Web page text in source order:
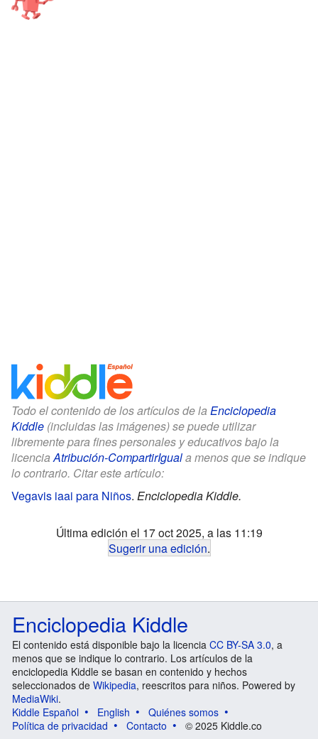
Todo el contenido de los artículos de la Enciclopedia
Kiddle (incluidas las imágenes) se puede utilizar
libremente para fines personales y educativos bajo la
licenciaAtribución-CompartirIguala menos que se indique
lo contrario. Citar este artículo:
Vegavis iaai para Niños. Enciclopedia Kiddle.
Última edición el 17 oct 2025, a las 11:19
Sugerir una edición.
Enciclopedia Kiddle
El contenido está disponible bajo la licencia CC BY-SA 3.0, a
menos que se indique lo contrario. Los artículos de la
enciclopedia Kiddle se basan en contenido y hechos
seleccionados de Wikipedia, reescritos para niños. Powered by
MediaWiki.
Kiddle Español
English
Quiénes somos
Política de privacidad
Contacto © 2025 Kiddle.co